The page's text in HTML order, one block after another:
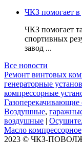
ЧКЗ помогает в
ЧКЗ помогает
спортивных
завод ...
Все новости
Ремонт винтовых
генераторные
компрессорные
Газоперекачивающие
Воздушные,
воздушные |
Масло компрессорное
2023 © ЧКЗ-